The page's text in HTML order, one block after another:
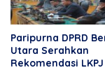
Paripurna DPRD
Utara Serahkan
Rekomendasi